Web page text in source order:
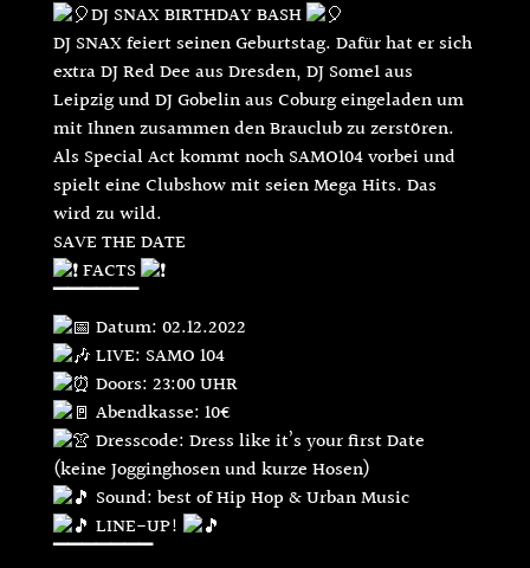
DJ SNAX BIRTHDAY BASH
DJ SNAX feiert seinen Geburtstag. Dafür hat er sich
extra DJ Red Dee aus Dresden, DJ Some1 aus
Leipzig und DJ Gobelin aus Coburg eingeladen um
mit Ihnen zusammen den Brauclub zu zerstören.
Als Special Act kommt noch SAMO104 vorbei und
spielt eine Clubshow mit seien Mega Hits. Das
wird zu wild.
SAVE THE DATE
FACTS
▔▔▔▔▔▔
Datum: 02.12.2022
LIVE: SAMO 104
Doors: 23:00 UHR
Abendkasse: 10€
Dresscode: Dress like it’s your first Date
(keine Jogginghosen und kurze Hosen)
Sound: best of Hip Hop & Urban Music
LINE-UP!